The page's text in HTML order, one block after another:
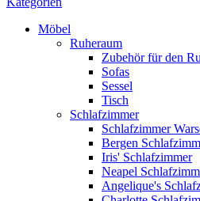
Möbel
Ruheraum
Zubehör für den
Sofas
Sessel
Tisch
Schlafzimmer
Schlafzimmer
Bergen
Iris' Schlafzimmer
Neapel
Angelique's